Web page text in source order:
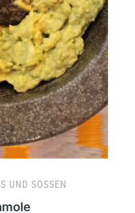
UND SOSSEN